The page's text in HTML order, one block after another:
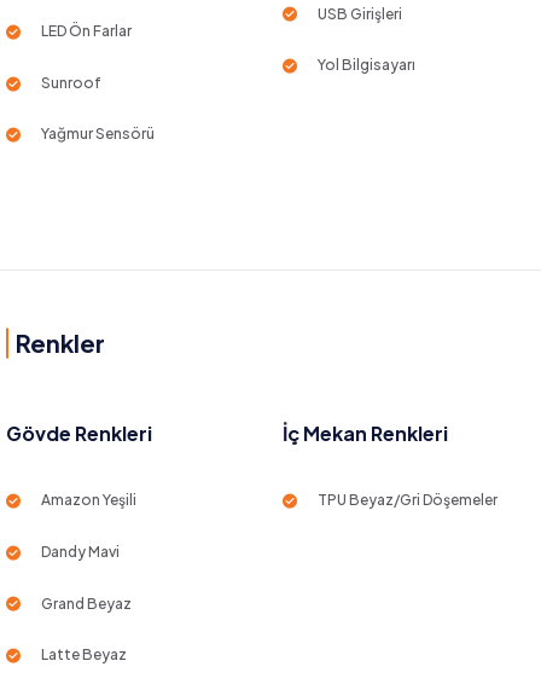
LED Ön Farlar
Sunroof
Yağmur Sensörü
USB Girişleri
Yol Bilgisayarı
Renkler
Gövde Renkleri
Amazon Yeşili
Dandy Mavi
Grand Beyaz
Latte Beyaz
İç Mekan Renkleri
TPU Beyaz/Gri Döşemeler